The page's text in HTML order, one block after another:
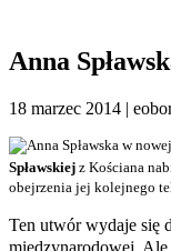
Anna
18 marzec 2014 |
Spławskiej z Kościana
obejrzenia jej kolejnego
Ten utwór wydaje się
międzynarodowej.